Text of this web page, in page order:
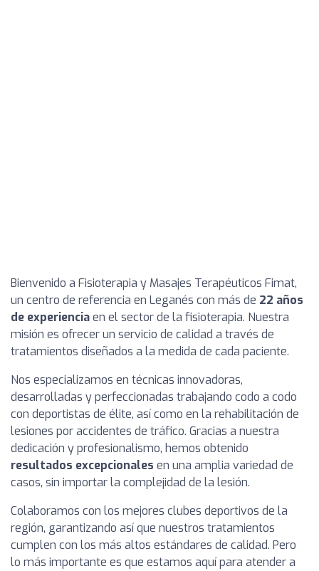
Bienvenido a Fisioterapia y Masajes Terapéuticos Fimat,
un centro de referencia en Leganés con más de 22 años
de experienciaen el sector de la fisioterapia. Nuestra
misión es ofrecer un servicio de calidad a través de
tratamientos diseñados a la medida de cada paciente.
Nos especializamos en técnicas innovadoras,
desarrolladas y perfeccionadas trabajando codo a codo
con deportistas de élite, así como en la rehabilitación de
lesiones por accidentes de tráfico. Gracias a nuestra
dedicación y profesionalismo, hemos obtenido
resultados excepcionales en una amplia variedad de
casos, sin importar la complejidad de la lesión.
Colaboramos con los mejores clubes deportivos de la
región, garantizando así que nuestros tratamientos
cumplen con los más altos estándares de calidad. Pero
lo más importante es que estamos aquí para atender a